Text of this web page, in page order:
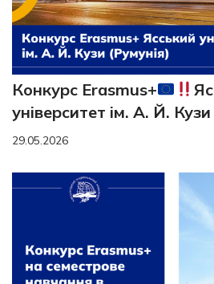
Конкурс Erasmus+
університет ім. А. Й.
29.05.2026